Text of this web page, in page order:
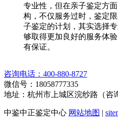
专业性，但在亲子鉴定方
构，不仅服务过时，鉴定
子鉴定的计划，其实选择
够取得更加良好的服务体
有保证。
咨询电话：400-880-8727
微信号：18058777335
地址：杭州市上城区浣纱路（咨
中鉴中正鉴定中心 网站地图 |